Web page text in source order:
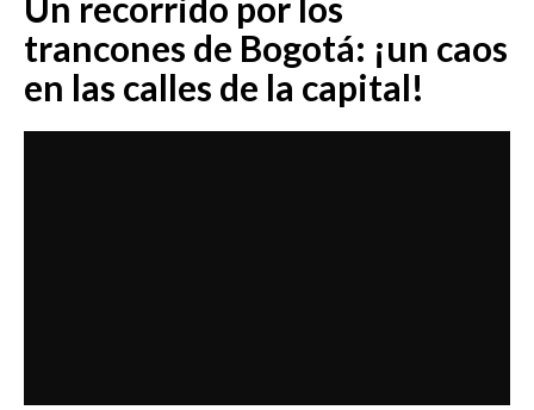
EMISIÓN 7:00 PM
trancones de Bogotá: ¡un caos
en las calles de la capital!